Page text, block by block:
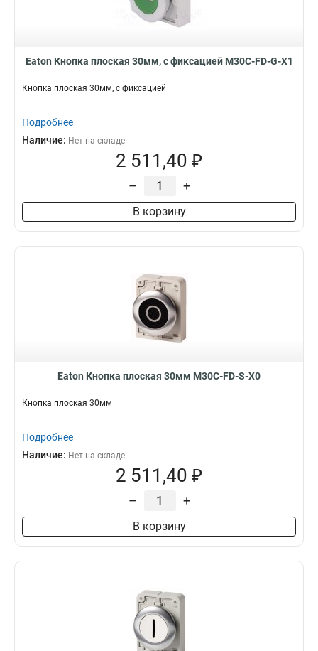
Eaton Кнопка плоская 30мм, с фиксацией M30C-FD-G-X1
Кнопка плоская 30мм, с фиксацией
Подробнее
Наличие: Нет на складе
2 511,40 ₽
– +
В корзину
Eaton Кнопка плоская 30мм M30C-FD-S-X0
Кнопка плоская 30мм
Подробнее
Наличие: Нет на складе
2 511,40 ₽
– +
В корзину